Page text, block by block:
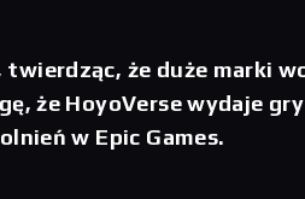
twierdząc, że duże marki
że HoyoVerse wydaje
w Epic Games.